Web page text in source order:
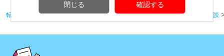
転職TOP ITエンジニアのための転職・求人情報 キャリアアップ転職体験談
閉じる 確認する